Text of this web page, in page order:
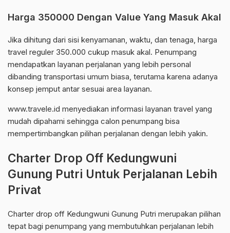
Harga 350000 Dengan Value Yang Masuk Akal
Jika dihitung dari sisi kenyamanan, waktu, dan tenaga, harga
travel reguler 350.000 cukup masuk akal. Penumpang
mendapatkan layanan perjalanan yang lebih personal
dibanding transportasi umum biasa, terutama karena adanya
konsep jemput antar sesuai area layanan.
www.travele.id menyediakan informasi layanan travel yang
mudah dipahami sehingga calon penumpang bisa
mempertimbangkan pilihan perjalanan dengan lebih yakin.
Charter Drop Off Kedungwuni
Gunung Putri Untuk Perjalanan Lebih
Privat
Charter drop off Kedungwuni Gunung Putri merupakan pilihan
tepat bagi penumpang yang membutuhkan perjalanan lebih